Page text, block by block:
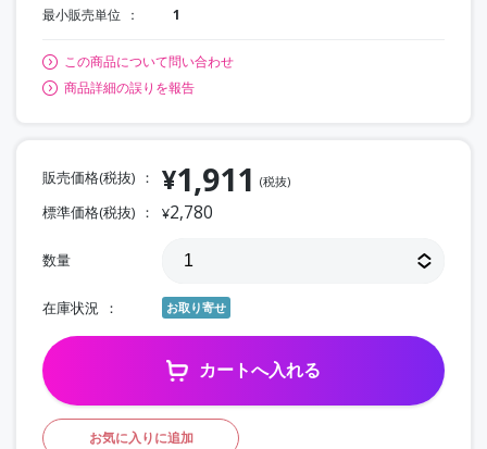
最小販売単位 1
この商品について問い合わせ
商品詳細の誤りを報告
販売価格(税抜) ¥1,911 (税抜)
標準価格(税抜) ¥2,780
数量
在庫状況 お取り寄せ
カートへ入れる
お気に入りに追加